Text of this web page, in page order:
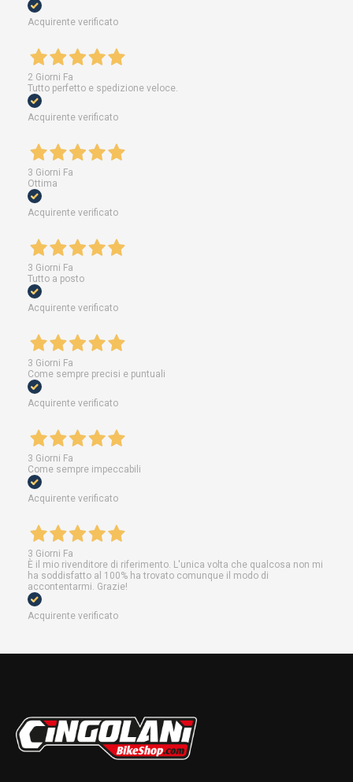
Acquirente verificato
2 Giorni Fa
Tutto perfetto e spedizione veloce.
Acquirente verificato
3 Giorni Fa
Ottima
Acquirente verificato
3 Giorni Fa
Tutto a posto
Acquirente verificato
3 Giorni Fa
Come sempre precisi e puntuali
Acquirente verificato
3 Giorni Fa
Come sempre impeccabili
Acquirente verificato
3 Giorni Fa
È il mio rivenditore di riferimento. L'unica volta che qualcosa non mi
ha soddisfatto al 100% ha trovato comunque il modo di
accontentarmi. Grazie!
Acquirente verificato